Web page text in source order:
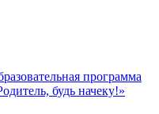
программа
будь начеку!»